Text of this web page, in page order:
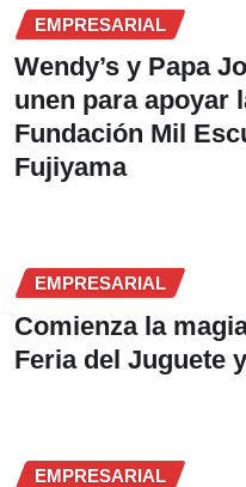
EMPRESARIAL
Wendy’s y Papa
unen para apoyar
Fundación Mil
Fujiyama
EMPRESARIAL
Comienza la
Feria del Juguete
EMPRESARIAL